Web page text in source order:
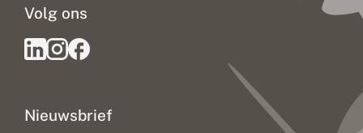
Nieuwsbrief
Volg ons